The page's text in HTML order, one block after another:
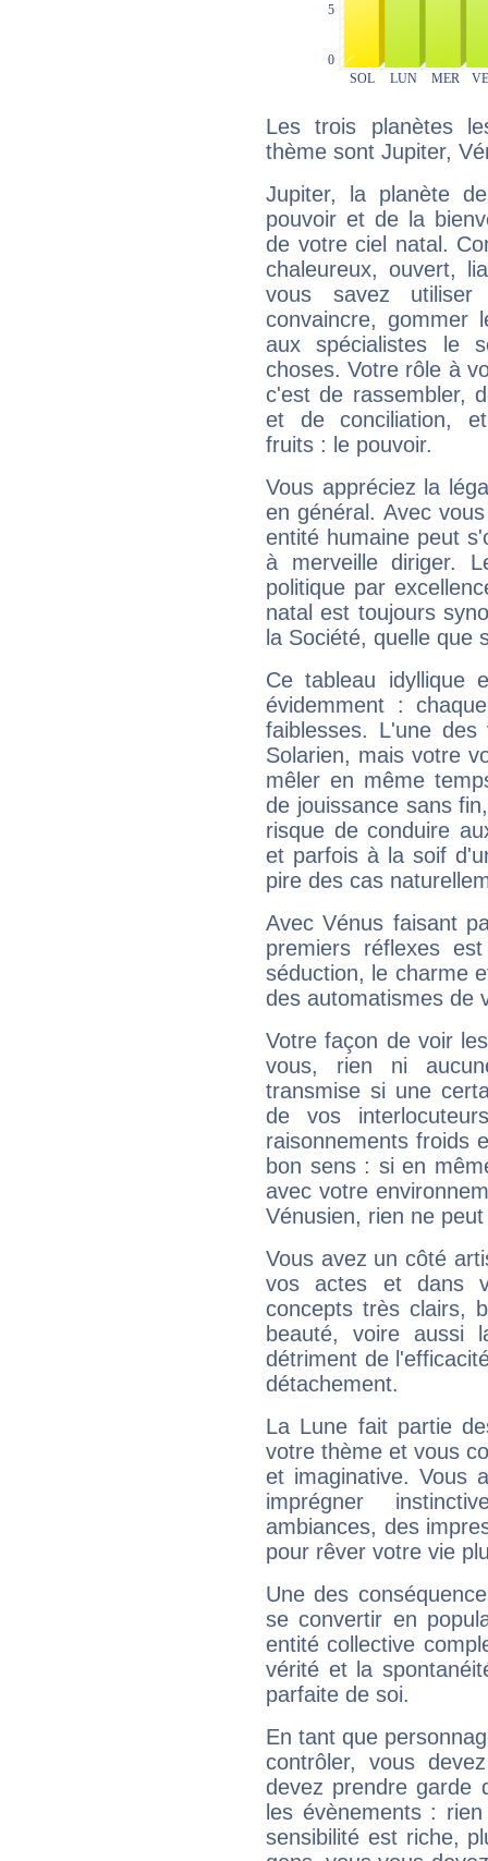
Les trois planètes
thème sont Jupiter,
Jupiter, la planète
pouvoir et de la
de votre ciel natal.
chaleureux, ouvert,
vous savez
convaincre, gommer
aux spécialistes le
choses. Votre rôle à
c'est de rassembler,
et de conciliation,
fruits : le pouvoir.
Vous appréciez la
en général. Avec
entité humaine peut
à merveille diriger.
politique par
natal est toujours
la Société, quelle que
Ce tableau idyllique
évidemment :
faiblesses. L'une
Solarien, mais votre
mêler en même
de jouissance sans
risque de conduire
et parfois à la soif
pire des cas
Avec Vénus faisant
premiers réflexes
séduction, le charme
des automatismes de
Votre façon de voir
vous, rien ni
transmise si une
de vos
raisonnements froids
bon sens : si en
avec votre
Vénusien, rien ne
Vous avez un côté
vos actes et dans
concepts très clairs,
beauté, voire aussi
détriment de
détachement.
La Lune fait partie
votre thème et vous
et imaginative. Vous
imprégner
ambiances, des
pour rêver votre vie
Une des
se convertir en
entité collective
vérité et la
parfaite de soi.
En tant que
contrôler, vous
devez prendre garde
les évènements :
sensibilité est riche,